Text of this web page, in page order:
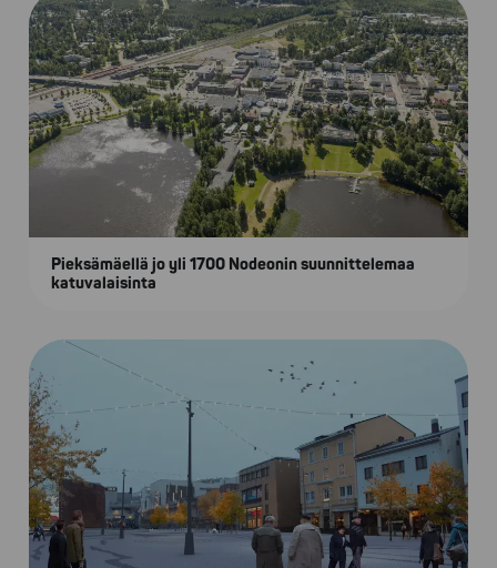
Pieksämäellä jo yli 1700 Nodeonin suunnittelemaa
katuvalaisinta